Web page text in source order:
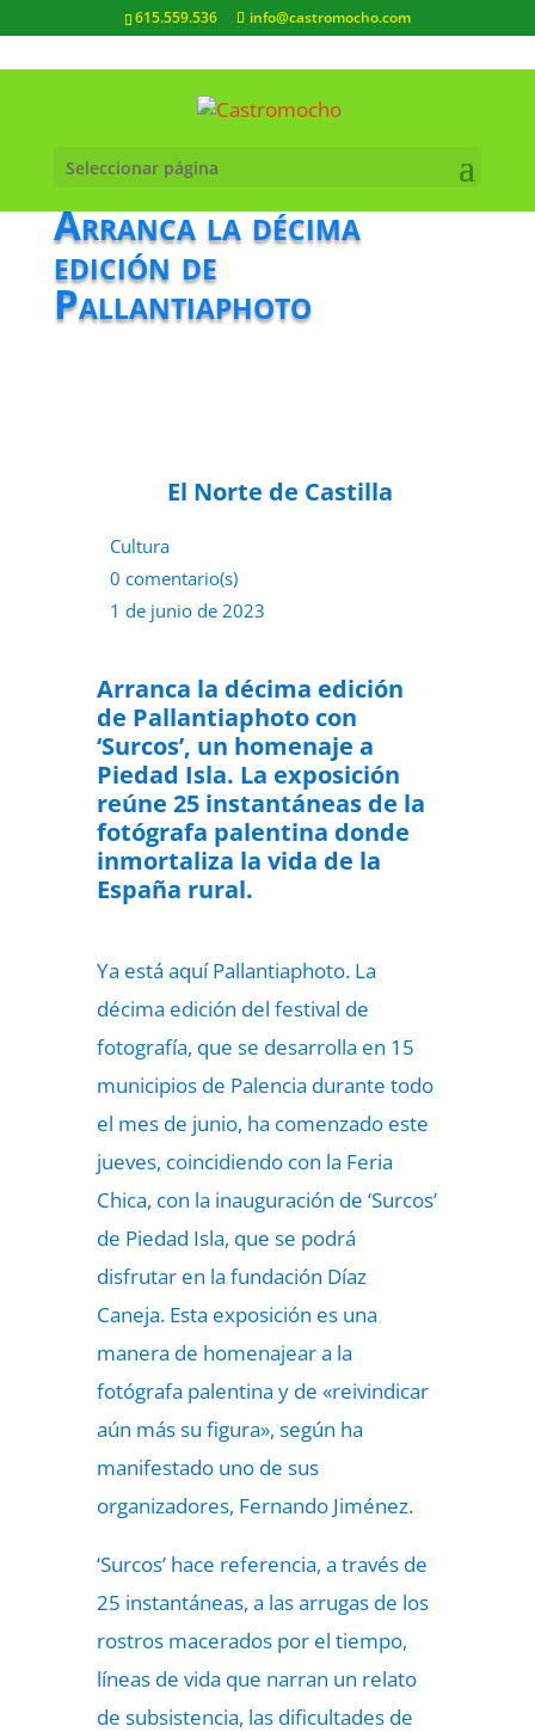
615.559.536 info@castromocho.com
Seleccionar página
Arranca la décima
edición de
Pallantiaphoto
El Norte de Castilla
Cultura
0 comentario(s)
1 de junio de 2023
Arranca la décima edición
de Pallantiaphoto con
‘Surcos’, un homenaje a
Piedad Isla. La exposición
reúne 25 instantáneas de la
fotógrafa palentina donde
inmortaliza la vida de la
España rural.
Ya está aquí Pallantiaphoto. La
décima edición del festival de
fotografía, que se desarrolla en 15
municipios de Palencia durante todo
el mes de junio, ha comenzado este
jueves, coincidiendo con la Feria
Chica, con la inauguración de ‘Surcos’
de Piedad Isla, que se podrá
disfrutar en la fundación Díaz
Caneja. Esta exposición es una
manera de homenajear a la
fotógrafa palentina y de «reivindicar
aún más su figura», según ha
manifestado uno de sus
organizadores, Fernando Jiménez.
‘Surcos’ hace referencia, a través de
25 instantáneas, a las arrugas de los
rostros macerados por el tiempo,
líneas de vida que narran un relato
de subsistencia, las dificultades de